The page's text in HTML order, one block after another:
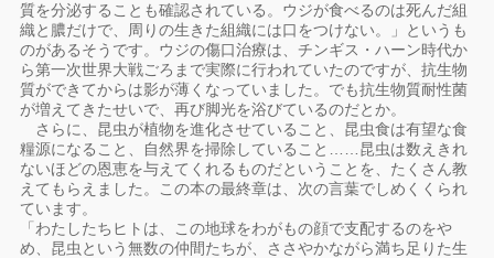
質を分泌することも確認されている。ウジが食べるのは死んだ組
織と膿だけで、周りの生きた組織には口をつけない。」というも
のがあるそうです。ウジの傷口治療は、チンギス・ハーン時代か
ら第一次世界大戦ごろまで実際に行われていたのですが、抗生物
質ができてからは影が薄くなっていました。でも抗生物質耐性菌
が増えてきたせいで、再び脚光を浴びているのだとか。
さらに、昆虫が植物を進化させていること、昆虫食は有望な食
糧源になること、自然界を掃除していること……昆虫は数えきれ
ないほどの恩恵を与えてくれるものだということを、たくさん教
えてもらえました。この本の最終章は、次の言葉でしめくくられ
ています。
「わたしたちヒトは、この地球をわがもの顔で支配するのをや
め、昆虫という無数の仲間たちが、ささやかながら満ち足りた生